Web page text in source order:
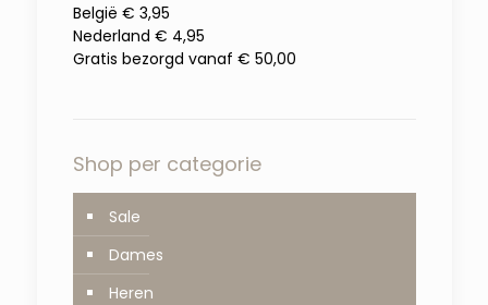
België € 3,95
Nederland € 4,95
Gratis bezorgd vanaf € 50,00
Shop per categorie
Sale
Dames
Heren